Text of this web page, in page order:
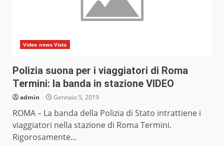
Video news Vista
Polizia suona per i viaggiatori di Roma
Termini: la banda in stazione VIDEO
admin Gennaio 5, 2019
ROMA – La banda della Polizia di Stato intrattiene i
viaggiatori nella stazione di Roma Termini.
Rigorosamente...